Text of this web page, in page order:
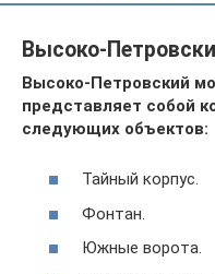
Высоко-
Высоко-Петровский
представляет собой
следующих объектов:
Тайный корпус.
Фонтан.
Южные ворота.